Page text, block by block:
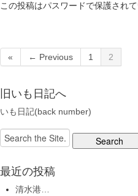
この投稿はパスワードで保護され
« ← Previous 1 2
旧いも日記へ
いも日記(back number)
Search
for:
最近の投稿
清水港…